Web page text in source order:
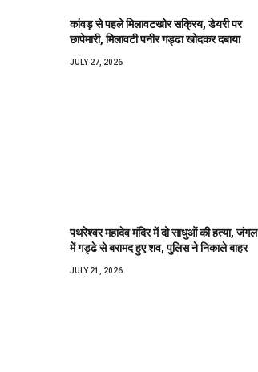
कांवड़ से पहले मिलावटखोर सक्रिय, डेयरी पर
छापेमारी, मिलावटी पनीर गड्ढा खोदकर दबाया
JULY 27, 2026
पथरेश्वर महादेव मंदिर में दो साधुओं की हत्या, जंगल
में गड्ढे से बरामद हुए शव, पुलिस ने निकाले बाहर
JULY 21, 2026